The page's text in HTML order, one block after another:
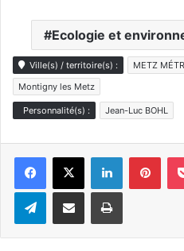
Ecologie et
Ville(s) / territoire(s) :
METZ
Montigny les Metz
Personnalité(s) : Jean-Luc BOHL
Linkedin
TelegramPartager par e-mail Imprimer